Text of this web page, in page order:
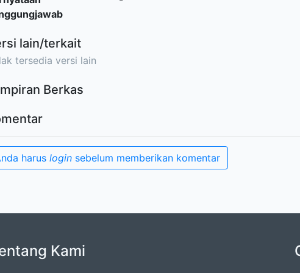
lain/terkait
tersedia versi lain
Berkas
harus login sebelum memberikan komentar
Kami